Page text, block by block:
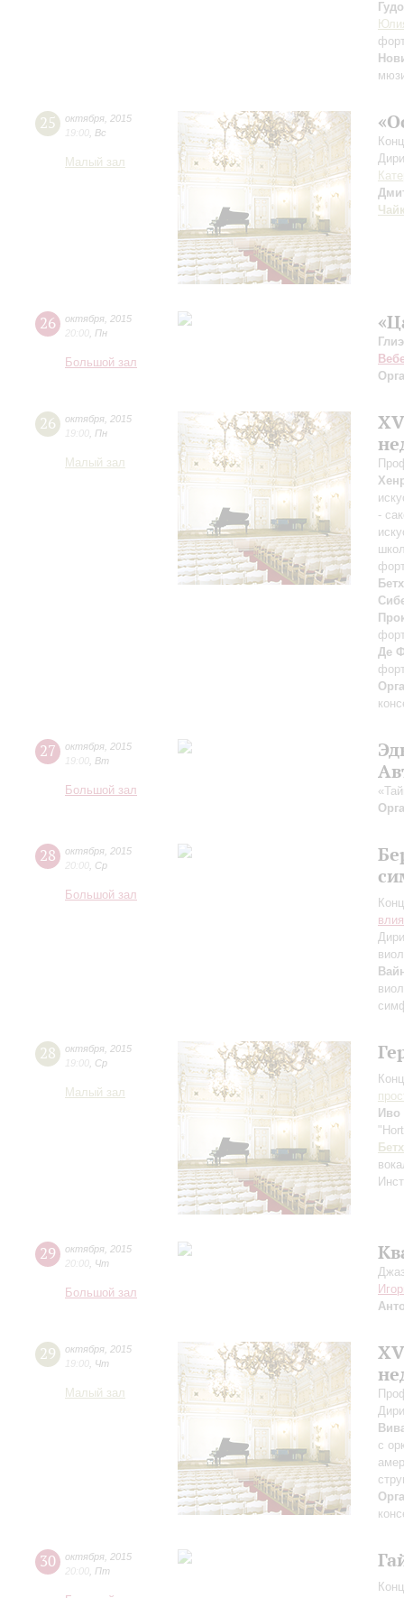
25 октября 2015
19:00 Вс
Малый зал
26 октября 2015
20:00 Пн
Большой зал
26 октября 2015
19:00 Пн
Малый зал
-
Де
27 октября 2015
19:00 Вт
Большой зал
28 октября 2015
20:00 Ср
Большой зал
28 октября 2015
19:00 Ср
Малый зал
29 октября 2015
20:00 Чт
Большой зал
29 октября 2015
19:00 Чт
Малый зал
с
30 октября 2015
20:00 Пт